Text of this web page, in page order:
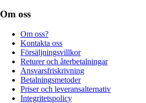
Om oss
Om oss?
Kontakta oss
Försäljningsvillkor
Returer och återbetalningar
Ansvarsfriskrivning
Betalningsmetoder
Priser och leveransalternativ
Integritetspolicy